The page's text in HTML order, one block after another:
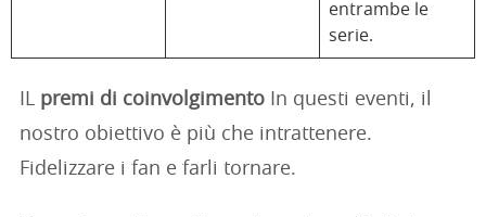
entrambe le
serie.
IL premi di coinvolgimento In questi eventi, il
nostro obiettivo è più che intrattenere.
Fidelizzare i fan e farli tornare.